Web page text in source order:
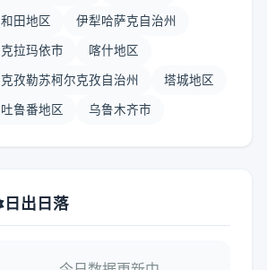
和田地区 伊犁哈萨克自治州
克拉玛依市 喀什地区
克孜勒苏柯尔克孜自治州 塔城地区
吐鲁番地区 乌鲁木齐市
日出日落